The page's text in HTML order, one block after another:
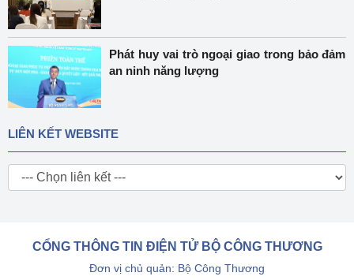
Phát huy vai trò ngoại giao trong bảo đảm
an ninh năng lượng
LIÊN KẾT WEBSITE
CỔNG THÔNG TIN ĐIỆN TỬ BỘ CÔNG THƯƠNG
Đơn vị chủ quản: Bộ Công Thương